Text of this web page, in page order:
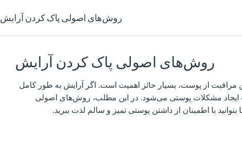
روش‌های اصولی پاک کردن آرایش
روش‌های اصولی پاک کردن آرایش
مراقبت از پوست، بسیار حائز اهمیت است. اگر آرایش به طور کامل
ایجاد مشکلات پوستی می‌شود. در این مطلب، روش‌های اصولی
با اطمینان از داشتن پوستی تمیز و سالم لذت ببرید.